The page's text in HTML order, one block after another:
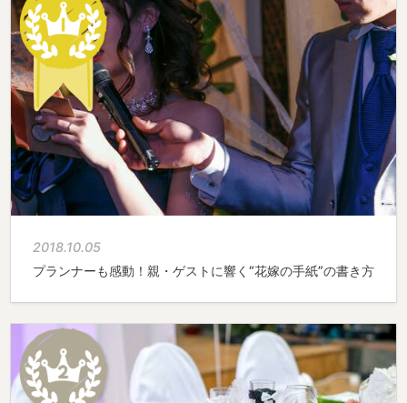
2018.10.05
プランナーも感動！親・ゲストに響く“花嫁の手紙”の書き方